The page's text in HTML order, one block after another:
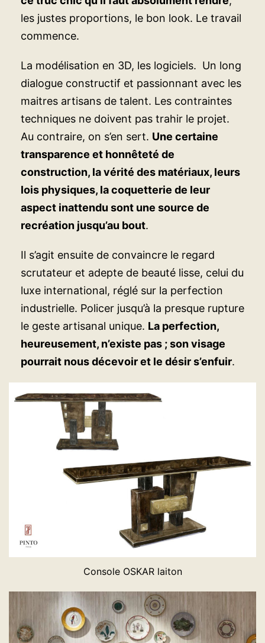
les justes proportions, le bon look. Le travail
commence.
La modélisation en 3D, les logiciels. Un long
dialogue constructif et passionnant avec les
maitres artisans de talent. Les contraintes
techniques ne doivent pas trahir le projet.
Au contraire, on s’en sert. Une certaine
transparence et honnêteté de
construction, la vérité des matériaux, leurs
lois physiques, la coquetterie de leur
aspect inattendu sont une source de
recréation jusqu’au bout.
Il s’agit ensuite de convaincre le regard
scrutateur et adepte de beauté lisse, celui du
luxe international, réglé sur la perfection
industrielle. Policer jusqu’à la presque rupture
le geste artisanal unique. La perfection,
heureusement, n’existe pas ; son visage
pourrait nous décevoir et le désir s’enfuir.
Console OSKAR laiton